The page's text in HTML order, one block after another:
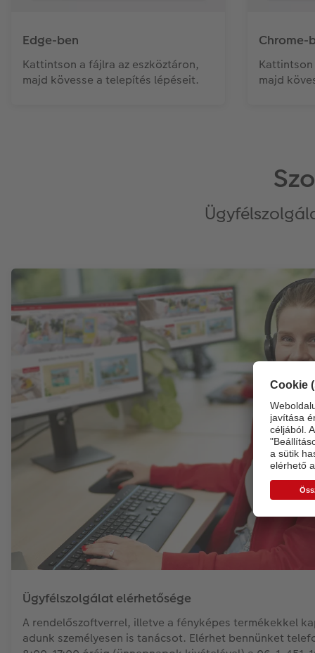
Edge-ben
Kattintson a fájlra az eszköztáron,
majd kövesse a telepítés lépéseit.
Chrome-
majd
Ügyfélszolgálat elérhetősége
A rendelőszoftverrel, illetve a fényképes termékekkel
adunk személyesen is tanácsot. Elérhet bennünket